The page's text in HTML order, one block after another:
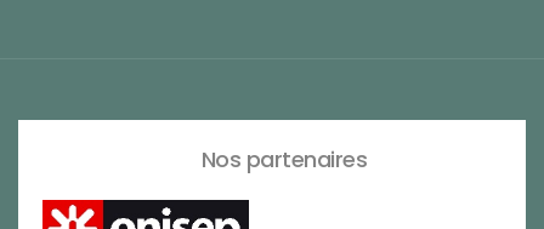
Nos partenaires